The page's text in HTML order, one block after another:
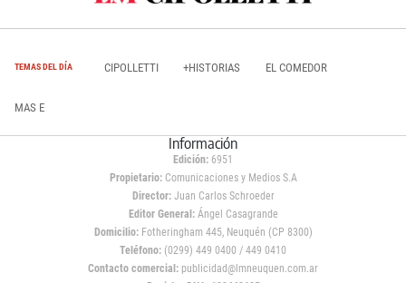
TEMAS DEL DÍA CIPOLLETTI +HISTORIAS EL COMEDOR
MAS E
Información
Edición: 6951
Propietario:Comunicaciones y Medios S.A
Director: Juan Carlos Schroeder
Editor General:Ángel Casagrande
Domicilio:Fotheringham 445, Neuquén (CP 8300)
Teléfono: (0299) 449 0400 / 449 0410
Contacto comercial: publicidad@lmneuquen.com.ar